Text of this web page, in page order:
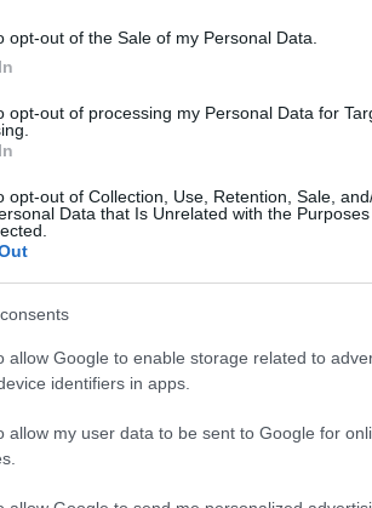
opt-out of the Sale of my Personal Data.
opt-out of processing my Personal Data for
opt-out of Collection, Use, Retention, Sale,
Data that Is Unrelated with the
allow Google to enable storage related to
identifiers in apps.
allow my user data to be sent to Google for
e egyetlen hónap alatt összegyűjteni több
ami feltétele annak, hogy a budapestiek
ki a véleményüket arról, akarják-
kiírják, elvileg esély van rá, hogy az
TOVÁBB
metró korrupció olimpia
gerillakampány